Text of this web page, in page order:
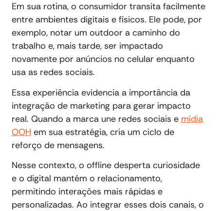
Em sua rotina, o consumidor transita facilmente
entre ambientes digitais e físicos. Ele pode, por
exemplo, notar um outdoor a caminho do
trabalho e, mais tarde, ser impactado
novamente por anúncios no celular enquanto
usa as redes sociais.
Essa experiência evidencia a importância da
integração de marketing para gerar impacto
real. Quando a marca une redes sociais e mídia
OOH em sua estratégia, cria um ciclo de
reforço de mensagens.
Nesse contexto, o offline desperta curiosidade
e o digital mantém o relacionamento,
permitindo interações mais rápidas e
personalizadas. Ao integrar esses dois canais, o